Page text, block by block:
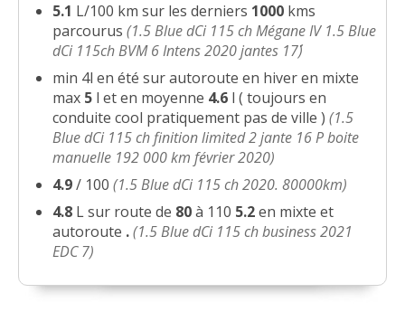
5.1 L/100 km sur les derniers 1000 kms
parcourus(1.5 Blue dCi 115 ch Mégane IV 1.5 Blue
dCi 115ch BVM 6 Intens 2020 jantes 17´´)
min 4l en été sur autoroute en hiver en mixte
max 5 l et en moyenne 4.6 l ( toujours en
conduite cool pratiquement pas de ville )(1.5
Blue dCi 115 ch finition limited 2 jante 16 P boite
manuelle 192 000 km février 2020)
4.9 / 100(1.5 Blue dCi 115 ch 2020. 80000km)
4.8 L sur route de 80à 110 5.2 en mixte et
autoroute . (1.5 Blue dCi 115 ch business 2021
EDC 7)